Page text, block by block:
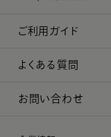
ご利用ガイド
よくある質問
お問い合わせ